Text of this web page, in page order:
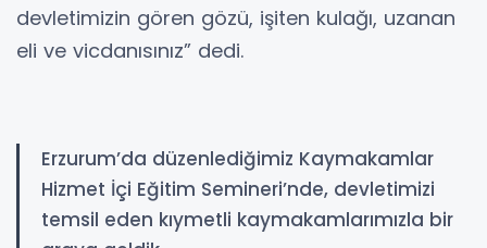
devletimizin gören gözü, işiten kulağı, uzanan
eli ve vicdanısınız” dedi.
Erzurum’da düzenlediğimiz Kaymakamlar
Hizmet İçi Eğitim Semineri’nde, devletimizi
temsil eden kıymetli kaymakamlarımızla bir